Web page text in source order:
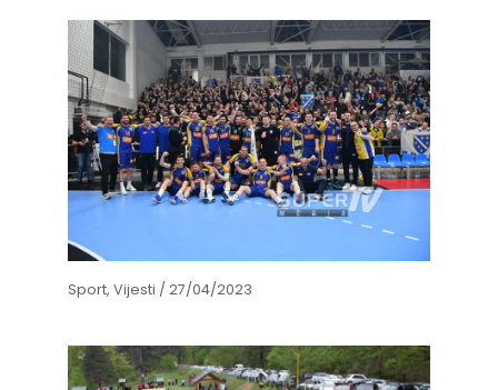
Sport,Vijesti /27/04/2023